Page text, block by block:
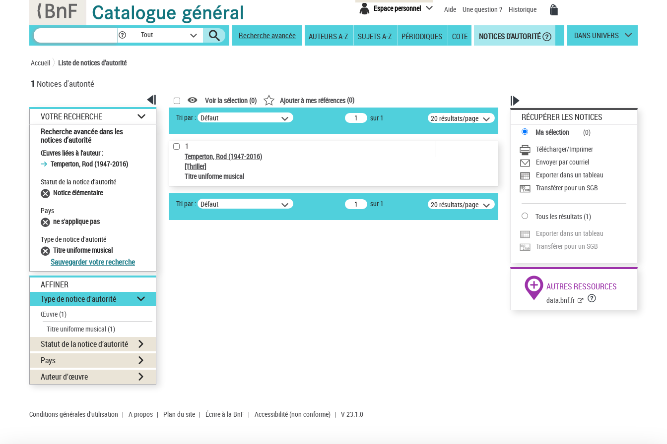
Espace personnel Aide Une question ? Historique
Tout Recherche avancée AUTEURS A-Z SUJETS A-Z PÉRIODIQUES COTE NOTICES D'AUTORITÉ DANS UNIVERS
Accueil Liste de notices d’autorité
1 Notices d'autorité
VOTRE RECHERCHE
Recherche avancée dans les
notices d’autorité
Œuvres liées à l'auteur :
Temperton, Rod (1947-2016)
Statut de la notice d’autorité
Notice élémentaire
Pays
ne s'applique pas
Type de notice d'autorité
Titre uniforme musical
Sauvegarder votre recherche
AFFINER
Type de notice d'autorité
Œuvre(1)
Titre uniforme musical(1)
Statut de la notice d’autorité
Pays
Auteur d’œuvre
Voir la sélection (0) Ajouter à mes références(0)
Tri par : Défaut sur 1 20 résultats/page
1
Temperton, Rod (1947-2016)
[Thriller]
Titre uniforme musical
Tri par : Défaut sur 1 20 résultats/page
RÉCUPÉRER LES NOTICES
Ma sélection (0)
Télécharger/Imprimer
Envoyer par courriel
Exporter dans un tableau
Transférer pour un SGB
Tous les résultats(1)
Exporter dans un tableau
Transférer pour un SGB
AUTRES RESSOURCES
data.bnf.fr
Conditions générales d'utilisation | A propos | Plan du site | Écrire à la BnF | Accessibilité (non conforme) | V 23.1.0
Panneau de gestion des cookies